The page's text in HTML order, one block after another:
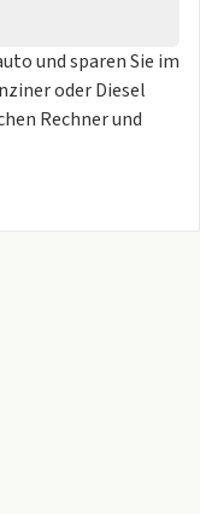
Ausstiegswarner
und sparen Sie im
oder Diesel
Rechner und